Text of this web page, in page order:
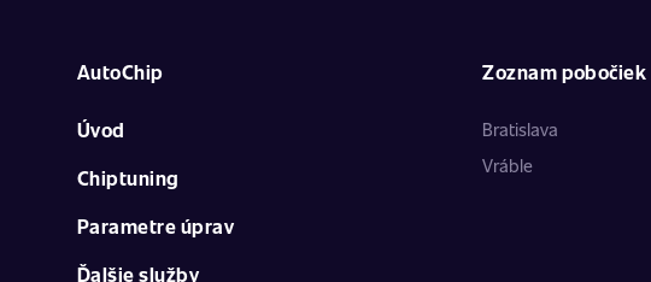
AutoChip
Úvod
Chiptuning
Parametre úprav
Ďalšie služby
Zoznam pobočiek
Bratislava
Vráble